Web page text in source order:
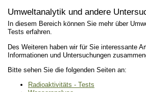
Umweltanalytik und andere
In diesem Bereich können Sie mehr über
Tests erfahren.
Des Weiteren haben wir für Sie interessante
Informationen und Untersuchungen
Bitte sehen Sie die folgenden Seiten an:
Radioaktivitäts - Tests